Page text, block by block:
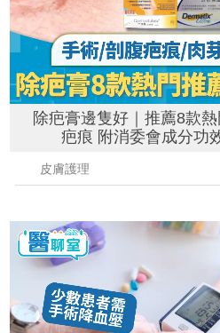
除疤膏邊隻好｜推薦8款
疤痕 附消委會成分功
皮膚護理